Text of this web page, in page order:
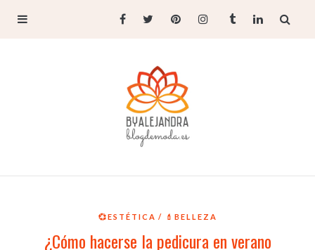
💞ESTÉTICA 💄BELLEZA
¿Cómo hacerse la pedicura en verano